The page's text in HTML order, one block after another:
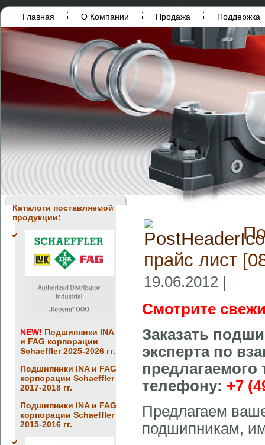
Главная О Компании Продажа Поддержка
Каталоги поставляемой
продукции:
NEW! Подшипники INA
и FAG корпорации
Schaeffler 2025-2026 гг.
Подшипники INA и FAG
корпорации Schaeffler
2017-2018 гг.
Подшипники INA и FAG
корпорации Schaeffler
2015-2016 гг.
прайс лист
19.06.2012 |
Смотрите
Заказать
эксперта по
телефону: +7
Предлагаем
подшипникам,